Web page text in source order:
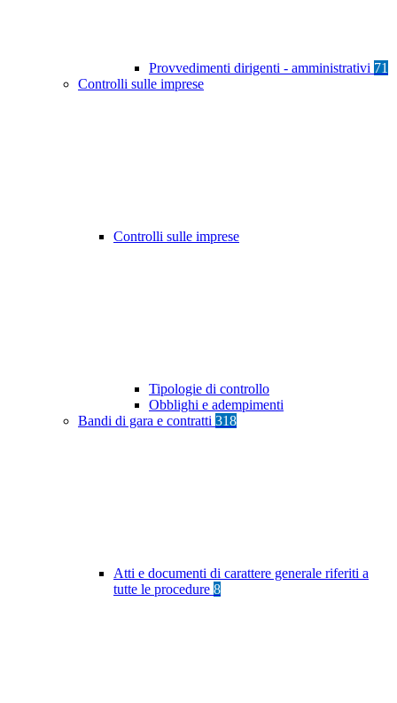
Provvedimenti dirigenti - amministrativi 71
Controlli sulle imprese
Controlli sulle imprese
Tipologie di controllo
Obblighi e adempimenti
Bandi di gara e contratti 318
Atti e documenti di carattere generale riferiti a
tutte le procedure 8